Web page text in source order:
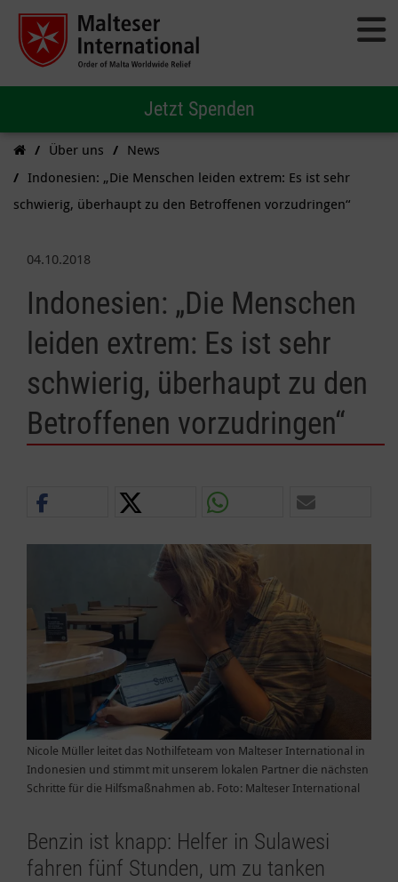
Jetzt Spenden
Über uns
News
Indonesien: „Die Menschen leiden extrem: Es ist sehr
schwierig, überhaupt zu den Betroffenen vorzudringen“
04.10.2018
Indonesien: „Die Menschen
leiden extrem: Es ist sehr
schwierig, überhaupt zu den
Betroffenen vorzudringen“
Nicole Müller leitet das Nothilfeteam von Malteser International in
Indonesien und stimmt mit unserem lokalen Partner die nächsten
Schritte für die Hilfsmaßnahmen ab. Foto: Malteser International
Benzin ist knapp: Helfer in Sulawesi
fahren fünf Stunden, um zu tanken